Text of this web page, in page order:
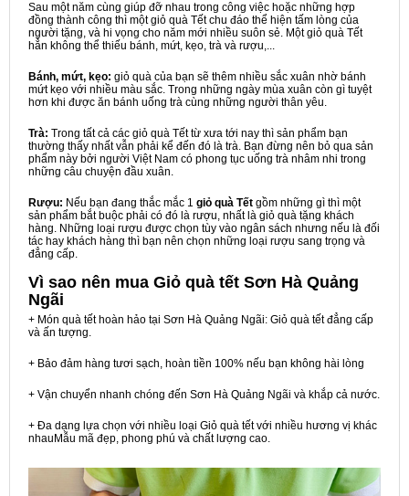
Sau một năm cùng giúp đỡ nhau trong công việc hoặc những hợp
đồng thành công thì một giỏ quà Tết chu đáo thể hiện tấm lòng của
người tặng, và hi vọng cho năm mới nhiều suôn sẻ. Một giỏ quà Tết
hẳn không thể thiếu bánh, mứt, kẹo, trà và rượu,...
Bánh, mứt, kẹo: giỏ quà của bạn sẽ thêm nhiều sắc xuân nhờ bánh
mứt kẹo với nhiều màu sắc. Trong những ngày mùa xuân còn gì tuyệt
hơn khi được ăn bánh uống trà cùng những người thân yêu.
Trà: Trong tất cả các giỏ quà Tết từ xưa tới nay thì sản phẩm bạn
thường thấy nhất vẫn phải kể đến đó là trà. Bạn đừng nên bỏ qua sản
phẩm này bởi người Việt Nam có phong tục uống trà nhâm nhi trong
những câu chuyện đầu xuân.
Rượu: Nếu bạn đang thắc mắc 1 giỏ quà Tết gồm những gì thì một
sản phẩm bắt buộc phải có đó là rượu, nhất là giỏ quà tặng khách
hàng. Những loại rượu được chọn tùy vào ngân sách nhưng nếu là đối
tác hay khách hàng thì bạn nên chọn những loại rượu sang trọng và
đẳng cấp.
Vì sao nên mua Giỏ quà tết Sơn Hà Quảng
Ngãi
+ Món quà tết hoàn hảo tại Sơn Hà Quảng Ngãi: Giỏ quà tết đẳng cấp
và ấn tượng.
+ Bảo đảm hàng tươi sạch, hoàn tiền 100% nếu bạn không hài lòng
+ Vận chuyển nhanh chóng đến Sơn Hà Quảng Ngãi và khắp cả nước.
+ Đa dạng lựa chọn với nhiều loại Giỏ quà tết với nhiều hương vị khác
nhauMẫu mã đẹp, phong phú và chất lượng cao.